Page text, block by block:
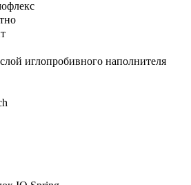
иглопробивного наполнителя